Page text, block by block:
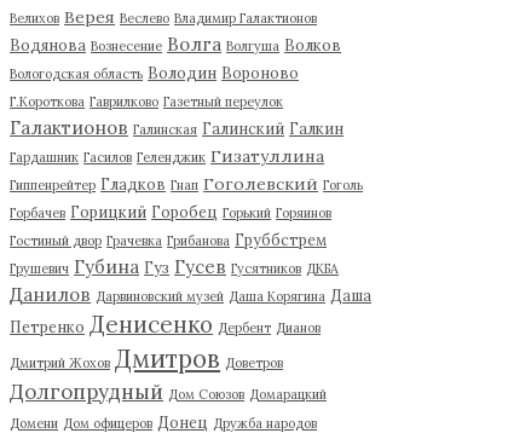
Велихов Верея Веслево Владимир Галактионов
Водянова Вознесение Волга Волгуша Волков
Вологодская область Володин Вороново
Г.Короткова Гаврилково Газетный переулок
Галактионов Галинская Галинский Галкин
Гардашник Гасилов Геленджик Гизатуллина
Гиппенрейтер Гладков Гнап Гоголевский Гоголь
Горбачев Горицкий Горобец Горький Горяинов
Гостиный двор Грачевка Грибанова Груббстрем
Грушевич Губина Гуз Гусев Гусятников ДКБА
Данилов Дарвиновский музей Даша Корягина Даша
Петренко Денисенко Дербент Дианов
Дмитрий Жохов Дмитров Доветров
Долгопрудный Дом Союзов Домарацкий
Домени Дом офицеров Донец Дружба народов